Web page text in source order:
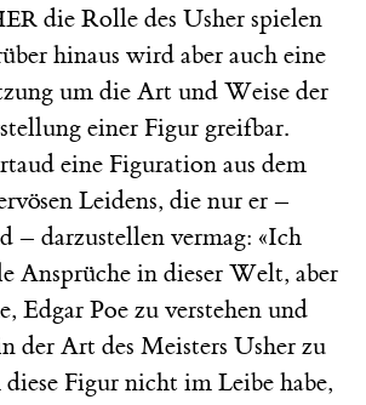
die Rolle des Usher spielen
hinaus wird aber auch eine
um die Art und Weise der
einer Figur greifbar.
eine Figuration aus dem
Leidens, die nur er –
– darzustellen vermag: «Ich
Ansprüche in dieser Welt, aber
Edgar Poe zu verstehen und
der Art des Meisters Usher zu
Figur nicht im Leibe habe,